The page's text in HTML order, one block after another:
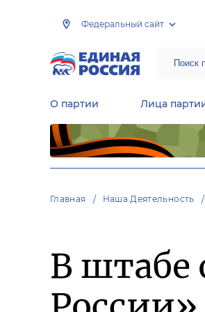
Федеральный сайт
О партии Лица
Главная Наша Деятельность
В штабе